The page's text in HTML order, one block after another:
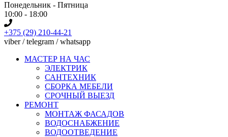
Понедельник - Пятница
10:00 - 18:00
+375 (29) 210-44-21
viber / telegram / whatsapp
МАСТЕР НА ЧАС
ЭЛЕКТРИК
САНТЕХНИК
СБОРКА МЕБЕЛИ
СРОЧНЫЙ ВЫЕЗД
РЕМОНТ
МОНТАЖ ФАСАДОВ
ВОДОСНАБЖЕНИЕ
ВОДООТВЕДЕНИЕ